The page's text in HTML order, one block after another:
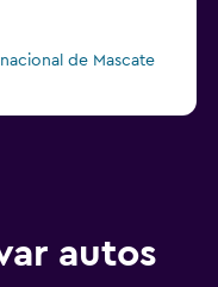
de Mascate
autos